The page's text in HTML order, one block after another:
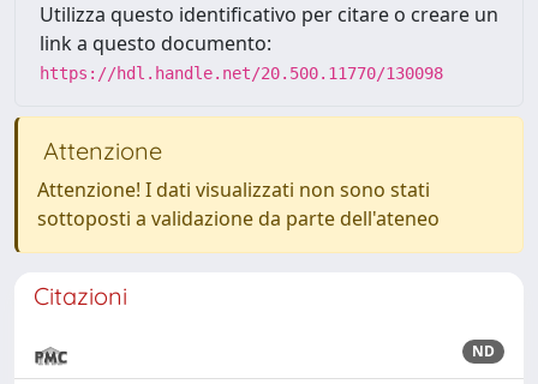
Utilizza questo identificativo per citare o creare un
link a questo documento:
https://hdl.handle.net/20.500.11770/130098
Attenzione
Attenzione! I dati visualizzati non sono stati
sottoposti a validazione da parte dell'ateneo
Citazioni
ND